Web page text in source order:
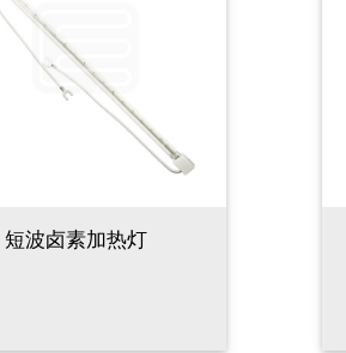
短波卤素加热灯